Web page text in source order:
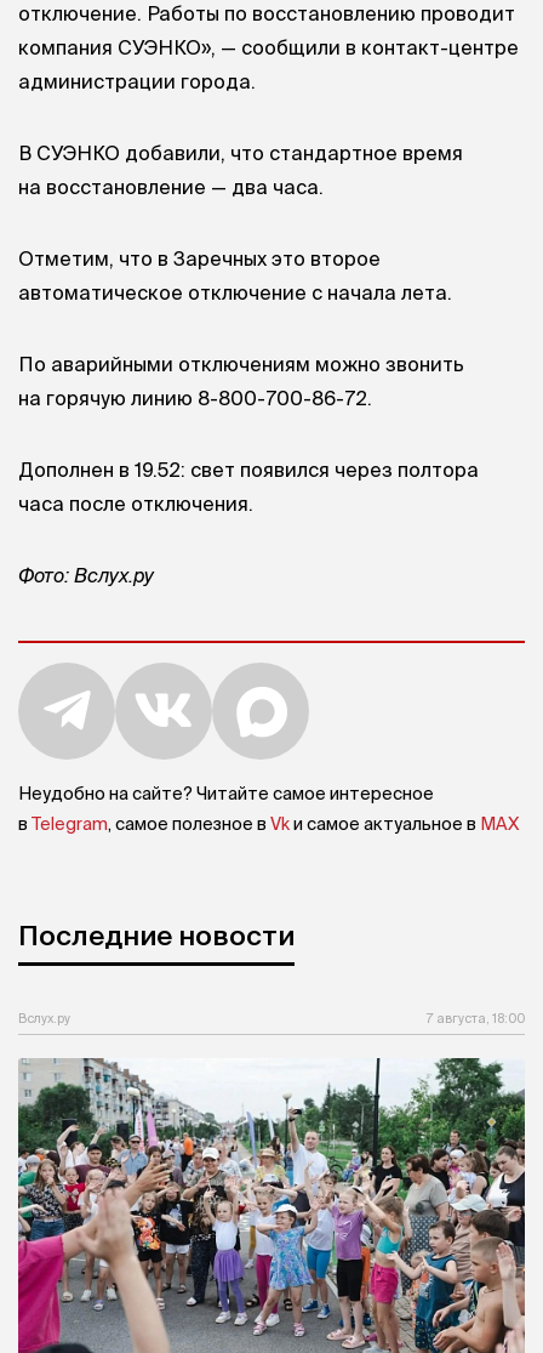
отключение. Работы по восстановлению проводит
компания СУЭНКО», — сообщили в контакт-центре
администрации города.
В СУЭНКО добавили, что стандартное время
на восстановление — два часа.
Отметим, что в Заречных это второе
автоматическое отключение с начала лета.
По аварийными отключениям можно звонить
на горячую линию 8-800-700-86-72.
Дополнен в 19.52: свет появился через полтора
часа после отключения.
Фото: Вслух.ру
Неудобно на сайте? Читайте самое интересное
в Telegram, самое полезное в Vkи самое актуальное в MAX
Последние новости
Вслух.ру 7 августа, 18:00